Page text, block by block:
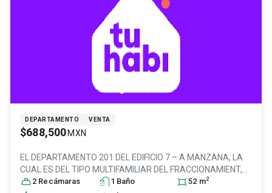
DEPARTAMENTO VENTA
$688,500 MXN
EL DEPARTAMENTO 201 DEL EDIFICIO 7 – A MANZANA, LA
CUAL ES DEL TIPO MULTIFAMILIAR DEL FRACCIONAMIENT,
Col. Alborada II, Tultitlán, México , C.P. 54935
2 Recámaras 1 Baño 52 m2